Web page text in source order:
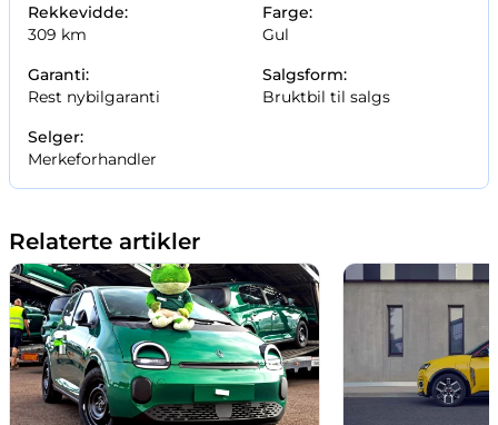
Rekkevidde:
309 km
Farge:
Gul
Garanti:
Rest nybilgaranti
Salgsform:
Bruktbil til salgs
Selger:
Merkeforhandler
Relaterte artikler